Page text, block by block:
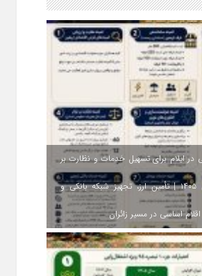
فرعی در ایلام برای تسهیل خدمات و نظارت بر
بازار در ایام اربعین ۱۴۰۵ | تأمین ارز، تجهیز شبکه بانکی و
اساسی در مسیر زائران